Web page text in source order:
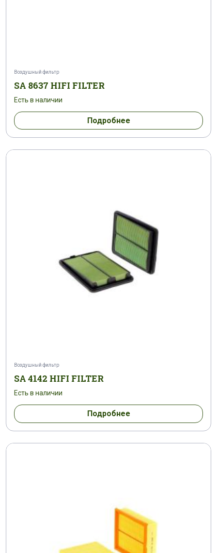
Воздушный фильтр
SA 8637 HIFI FILTER
Есть в наличии
Подробнее
Воздушный фильтр
SA 4142 HIFI FILTER
Есть в наличии
Подробнее